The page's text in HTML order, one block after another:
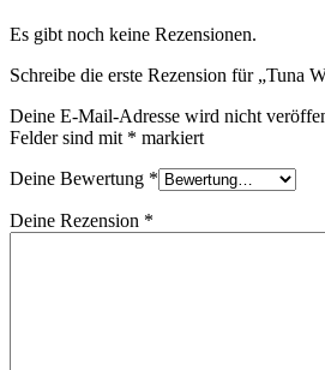
Es gibt noch keine Rezensionen.
Schreibe die erste Rezension für „Tuna
Deine E-Mail-Adresse wird nicht
Felder sind mit * markiert
Deine Bewertung *
Deine Rezension *